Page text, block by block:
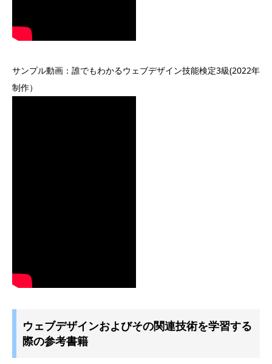
サンプル動画：誰でもわかるウェブデザイン技能検定3級(2022年
制作）
ウェブデザインおよびその関連技術を学習する
際の参考書籍